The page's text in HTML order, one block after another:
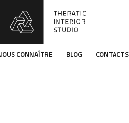
CONNAÎTRE BLOG CONTACTS